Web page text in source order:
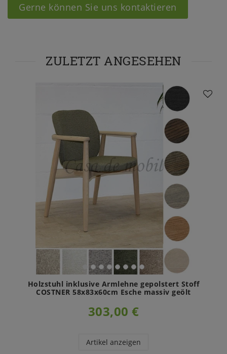
Gerne können Sie uns kontaktieren
ZULETZT ANGESEHEN
Holzstuhl inklusive Armlehne gepolstert Stoff
COSTNER 58x83x60cm Esche massiv geölt
303,00 €
Artikel anzeigen